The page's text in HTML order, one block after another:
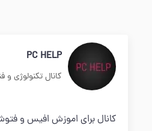
PC HELP
کانال تکنولوژی و
کانال برای اموزش افیس و